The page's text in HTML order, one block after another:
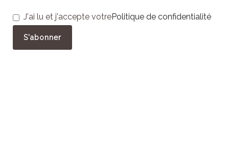
J'ai lu et j'accepte votrePolitique de confidentialité